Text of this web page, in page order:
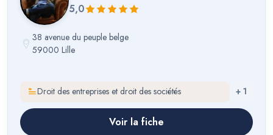
5,0
38 avenue du peuple belge
59000 Lille
Droit des entreprises et droit des sociétés + 1
Voir la fiche